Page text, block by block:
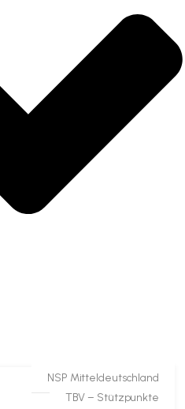
NSP Mitteldeutschland
TBV – Stützpunkte